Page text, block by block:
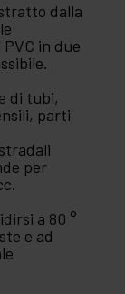
dalla
in due
di tubi,
parti
per
a 80 °
e ad